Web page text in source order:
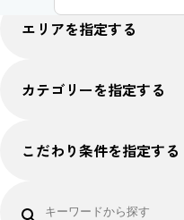
エリアを指定する
カテゴリーを指定する
こだわり条件を指定する